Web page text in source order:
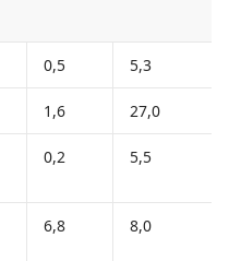
0,5 5,3
1,6 27,0
0,2 5,5
6,8 8,0